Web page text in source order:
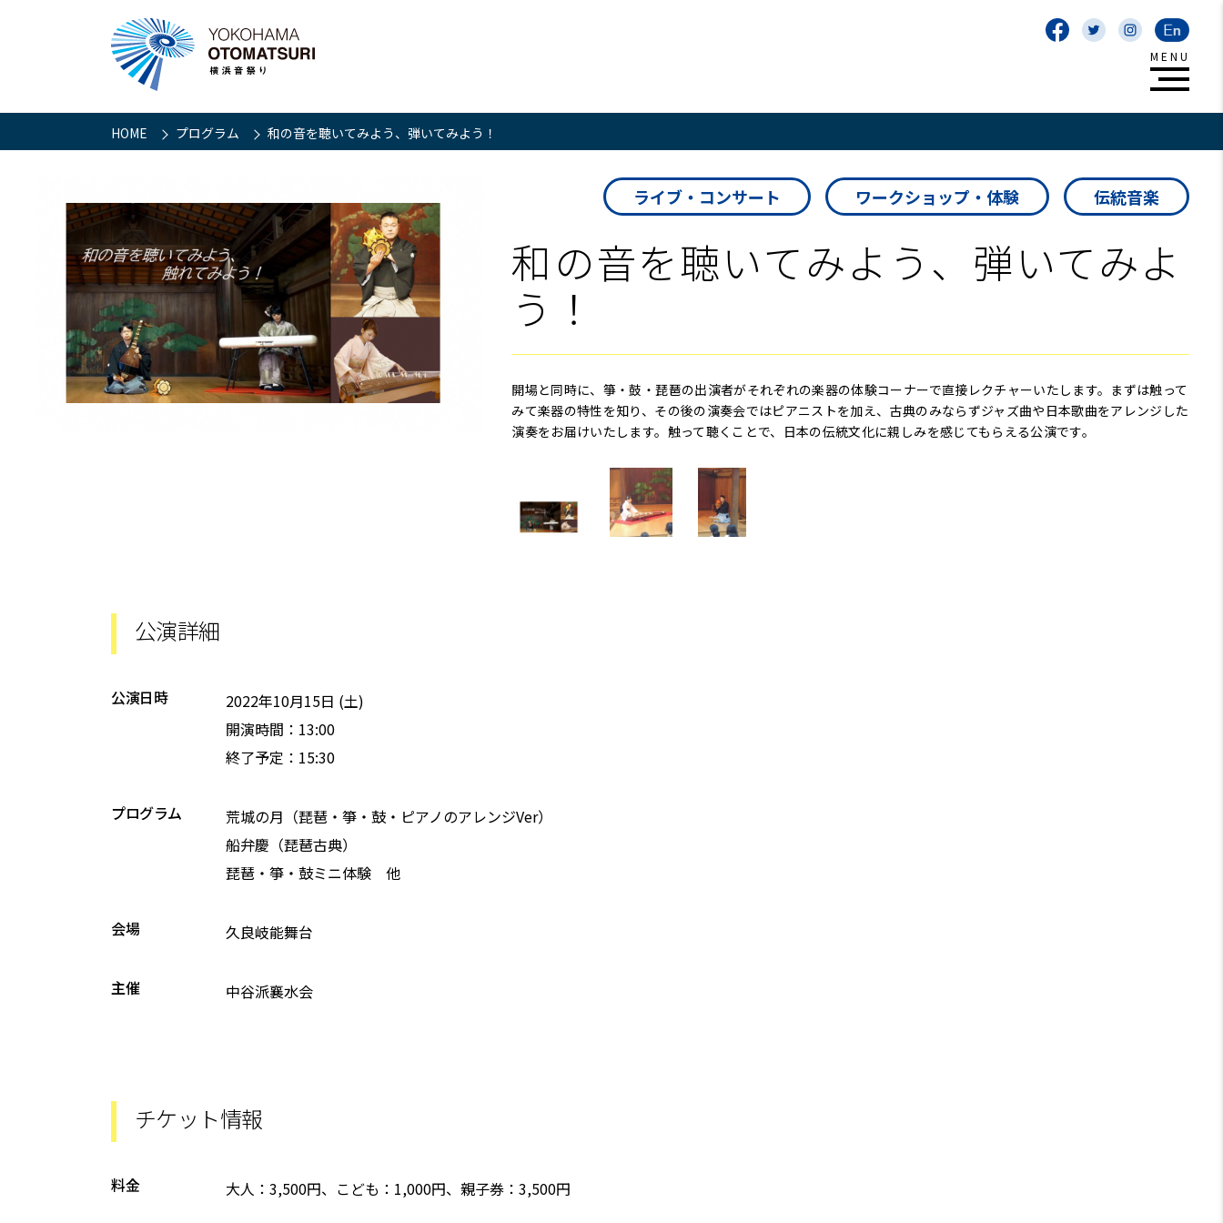
HOME プログラム 和の音を聴いてみよう、弾いてみよう！
ライブ・コンサート ワークショップ・体験 伝統音楽
和の音を聴いてみよう、弾いてみよ
う！
開場と同時に、箏・鼓・琵琶の出演者がそれぞれの楽器の体験コーナーで直接レクチャーいたします。まずは触って
みて楽器の特性を知り、その後の演奏会ではピアニストを加え、古典のみならずジャズ曲や日本歌曲をアレンジした
演奏をお届けいたします。触って聴くことで、日本の伝統文化に親しみを感じてもらえる公演です。
公演詳細
公演日時
2022年10月15日 (土)
開演時間：13:00
終了予定：15:30
プログラム
荒城の月（琵琶・箏・鼓・ピアノのアレンジVer）
船弁慶（琵琶古典）
琵琶・箏・鼓ミニ体験 他
会場 久良岐能舞台
主催 中谷派襄水会
チケット情報
料金 大人：3,500円、こども：1,000円、親子券：3,500円